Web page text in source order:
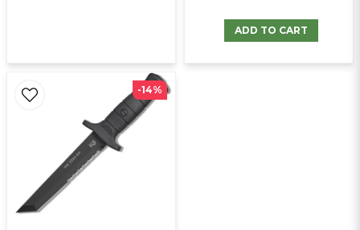
ADD TO CART
-14%